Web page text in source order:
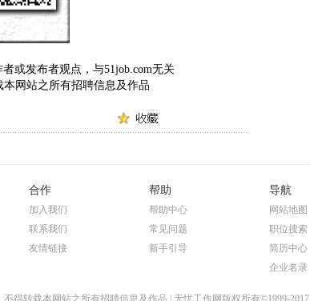
或发布者观点，与51job.com无关
本网站之所有招聘信息及作品
合作
加入我们
联系我们
友情链接
帮助
帮助中心
常见问题
新手引导
导航
网站地图
职位搜索
简历中心
企业名录
不得转载本网站之所有招聘信息及作品 | 无忧工作网版权所有©1999-2017